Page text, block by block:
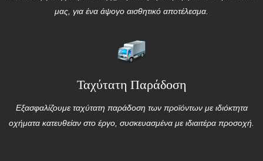
μας, για ένα άψογο αισθητικό αποτέλεσμα.
Ταχύτατη Παράδοση
Εξασφαλίζουμε ταχύτατη παράδοση των προϊόντων με ιδιόκτητα
οχήματα κατευθείαν στο έργο, συσκευασμένα με ιδιαιτέρα προσοχή.